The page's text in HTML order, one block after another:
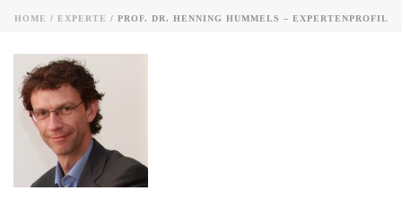
HOME / EXPERTE / PROF. DR. HENNING HUMMELS – EXPERTENPROFIL